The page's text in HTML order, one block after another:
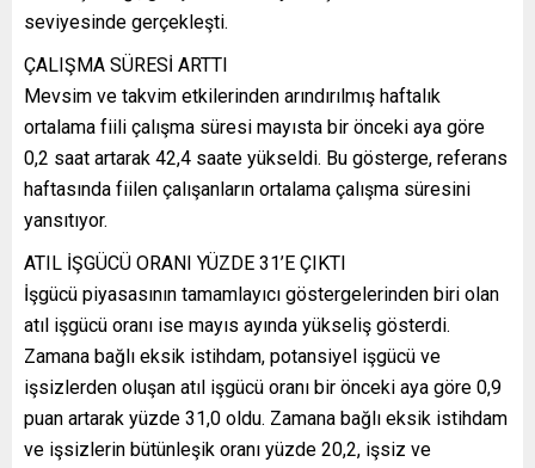
seviyesinde gerçekleşti.
ÇALIŞMA SÜRESİ ARTTI
Mevsim ve takvim etkilerinden arındırılmış haftalık
ortalama fiili çalışma süresi mayısta bir önceki aya göre
0,2 saat artarak 42,4 saate yükseldi. Bu gösterge, referans
haftasında fiilen çalışanların ortalama çalışma süresini
yansıtıyor.
ATIL İŞGÜCÜ ORANI YÜZDE 31’E ÇIKTI
İşgücü piyasasının tamamlayıcı göstergelerinden biri olan
atıl işgücü oranı ise mayıs ayında yükseliş gösterdi.
Zamana bağlı eksik istihdam, potansiyel işgücü ve
işsizlerden oluşan atıl işgücü oranı bir önceki aya göre 0,9
puan artarak yüzde 31,0 oldu. Zamana bağlı eksik istihdam
ve işsizlerin bütünleşik oranı yüzde 20,2, işsiz ve